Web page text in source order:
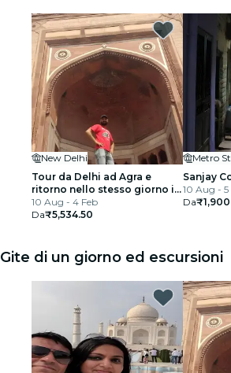
New Delhi
Tour da Delhi ad Agra e
ritorno nello stesso giorno in
auto privata
10 Aug - 4 Feb
Da₹5,534.50
Sanjay
10 Aug - 5
Da
Gite di un giorno ed escursioni